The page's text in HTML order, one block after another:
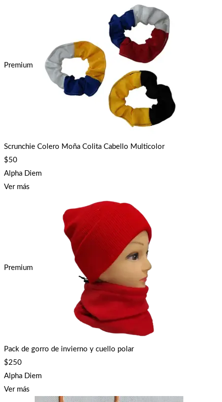
Premium
Scrunchie Colero Moña Colita Cabello Multicolor
$50
Alpha Diem
Ver más
Premium
Pack de gorro de invierno y cuello polar
$250
Alpha Diem
Ver más